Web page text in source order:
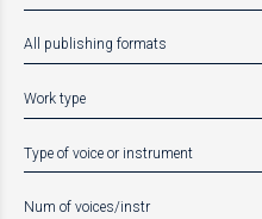
All publishing formats
Work type
Type of voice or instrument
Num of voices/instr